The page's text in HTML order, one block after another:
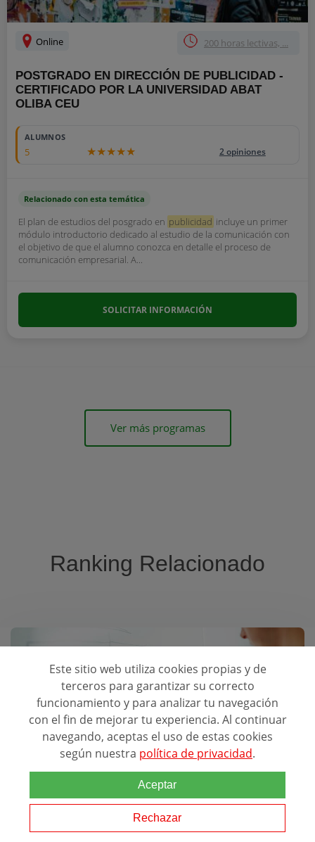
Online 200 horas lectivas, ...
POSTGRADO EN DIRECCIÓN DE PUBLICIDAD -
CERTIFICADO POR LA UNIVERSIDAD ABAT
OLIBA CEU
ALUMNOS
5 2 opiniones
Relacionado con esta temática
El plan de estudios del posgrado en publicidad incluye un primer
módulo introductorio dedicado al estudio de la comunicación con
el objetivo de que el alumno conozca en detalle el proceso de
comunicación empresarial. A...
SOLICITAR INFORMACIÓN
Ver más programas
Ranking Relacionado
Mejores Escuelas para estudiar:
Publicidad
Este sitio web utiliza cookies propias y de
terceros para garantizar su correcto
funcionamiento y para analizar tu navegación
con el fin de mejorar tu experiencia. Al continuar
navegando, aceptas el uso de estas cookies
según nuestra política de privacidad.
Aceptar
Rechazar